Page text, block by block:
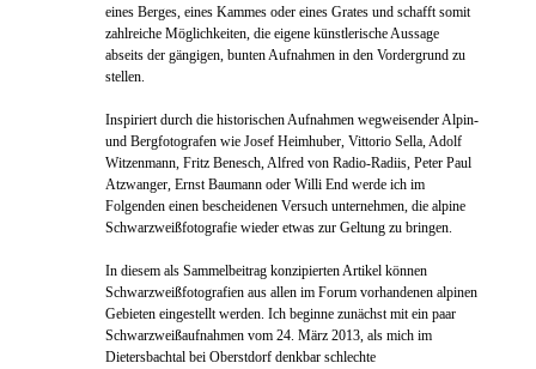
eines Berges, eines Kammes oder eines Grates und schafft somit
zahlreiche Möglichkeiten, die eigene künstlerische Aussage
abseits der gängigen, bunten Aufnahmen in den Vordergrund zu
stellen.
Inspiriert durch die historischen Aufnahmen wegweisenderAlpin-
und Bergfotografen wie Josef Heimhuber, Vittorio Sella, Adolf
Witzenmann, Fritz Benesch, Alfred von Radio-Radiis, Peter Paul
Atzwanger, Ernst Baumann oder Willi End werde ich im
Folgenden einen bescheidenen Versuch unternehmen, die alpine
Schwarzweißfotografie wieder etwas zur Geltung zu bringen.
In diesem als Sammelbeitrag konzipierten Artikel können
Schwarzweißfotografien aus allen im Forum vorhandenen alpinen
Gebieten eingestellt werden. Ich beginne zunächst mit ein paar
Schwarzweißaufnahmen vom 24. März 2013, als mich im
Dietersbachtal bei Oberstdorf denkbar schlechte